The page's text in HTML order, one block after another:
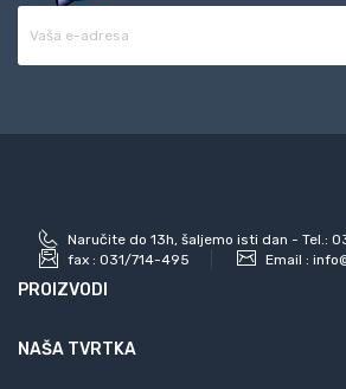
Naručite do 13h, šaljemo isti dan - Tel.:
fax : 031/714-495 Email :
PROIZVODI
NAŠA TVRTKA